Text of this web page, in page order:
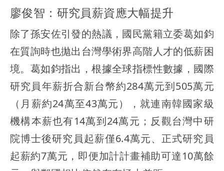
廖俊智：研究員薪資應大幅提升
除了孫安佐引發的熱議，國民黨籍立委葛如鈞
在質詢時也拋出台灣學術界高階人才的低薪困
境。葛如鈞指出，根據全球指標性數據，國際
研究員年薪折合新台幣約284萬元到505萬元
（月薪約24萬至43萬元），就連南韓國家級
機構本薪也有14萬到24萬元；反觀台灣中研
院博士後研究員起薪僅6.4萬元、正式研究員
起薪約7萬元，即便加計計畫補助可達10萬餘